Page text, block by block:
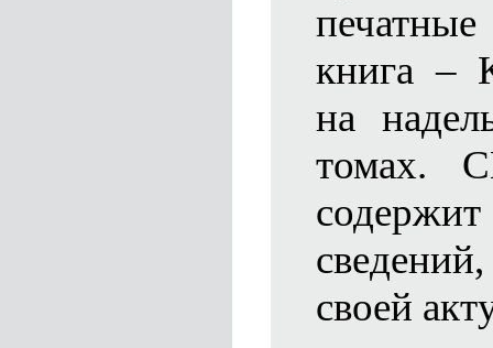
книга –
на
томах.
своей